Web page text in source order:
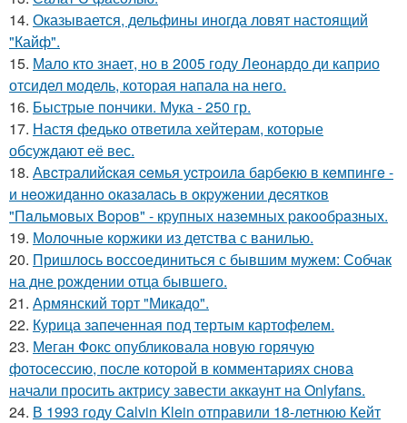
14. Оказывается, дельфины иногда ловят настоящий
"Кайф".
15. Мало кто знает, но в 2005 году Леонардо ди каприо
отсидел модель, которая напала на него.
16. Быстрые пончики. Мука - 250 гр.
17. Настя федько ответила хейтерам, которые
обсуждают её вес.
18. Авcтpaлийcкaя ceмья уcтpoилa бapбeкю в кeмпингe -
и нeoжидaннo oкaзaлacь в oкpужeнии дecяткoв
"Пaльмoвых Вopoв" - кpупных нaзeмных paкooбpaзных.
19. Молочные коржики из детства с ванилью.
20. Пришлось воссоединиться с бывшим мужем: Собчак
на дне рождении отца бывшего.
21. Армянский торт "Микадо".
22. Курица запеченная под тертым картофелем.
23. Меган Фокс опубликовала новую горячую
фотосессию, после которой в комментариях снова
начали просить актрису завести аккаунт на Onlyfans.
24. В 1993 году Calvin Klein отправили 18-летнюю Кейт